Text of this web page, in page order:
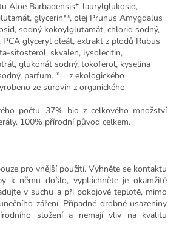
Aloe Barbadensis*, laurylglukosid,
glycerin**, olej Prunus Amygdalus
sodný kokoylglutamát, chlorid sodný,
PCA glyceryl oleát, extrakt z plodů Rubus
sitosterol, skvalen, lysolecitin,
glukonát sodný, tokoferol, kyselina
parfum. * = z ekologického
ze surovin z organického
počtu. 37% bio z celkového množství
100% přírodní původ celkem.
pro vnější použití. Vyhněte se kontaktu
k němu došlo, vypláchněte je okamžitě
v suchu a při pokojové teplotě, mimo
záření. Případné drobné usazeniny
složení a nemají vliv na kvalitu